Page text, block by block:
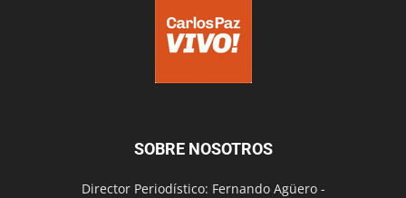
SOBRE NOSOTROS
Director Periodístico: Fernando Agüero -